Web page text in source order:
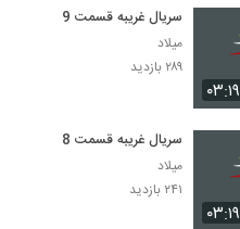
۰۳:۱۹
سریال غریبه قسمت 9
میلاد
۲۸۹ بازدید
۰۳:۱۹
سریال غریبه قسمت 8
میلاد
۲۴۱ بازدید